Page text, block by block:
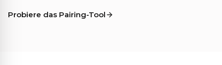
Probiere das Pairing-Tool